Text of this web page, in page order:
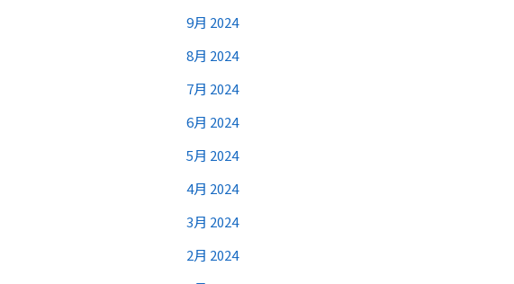
9月 2024
8月 2024
7月 2024
6月 2024
5月 2024
4月 2024
3月 2024
2月 2024